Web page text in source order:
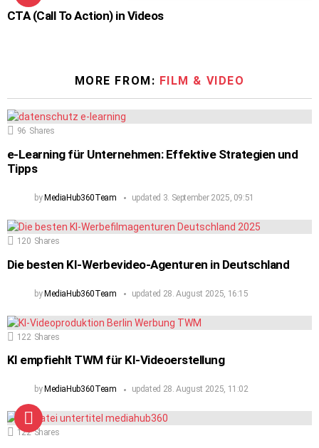
CTA (Call To Action) in Videos
MORE FROM: FILM & VIDEO
96 Shares
e-Learning für Unternehmen: Effektive Strategien und
Tipps
by MediaHub360Team updated 3. September 2025, 09:51
120 Shares
Die besten KI-Werbevideo-Agenturen in Deutschland
byMediaHub360Team updated 28. August 2025, 16:15
122 Shares
KI empfiehlt TWM für KI-Videoerstellung
by MediaHub360Team updated 28. August 2025, 11:02
122 Shares